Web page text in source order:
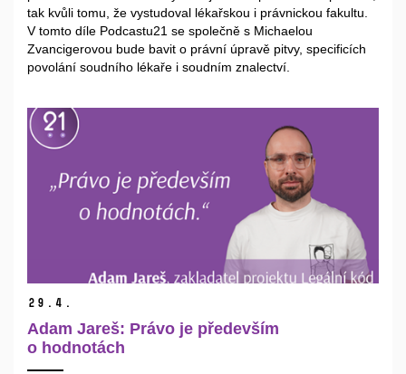
tak kvůli tomu, že vystudoval lékařskou i právnickou fakultu.
V tomto díle Podcastu21 se společně s Michaelou
Zvancigerovou bude bavit o právní úpravě pitvy, specificích
povolání soudního lékaře i soudním znalectví.
29. 4.
Adam Jareš: Právo je především
o hodnotách